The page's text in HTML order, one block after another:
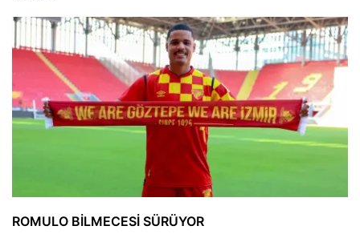
ROMULO BİLMECESİ SÜRÜYOR